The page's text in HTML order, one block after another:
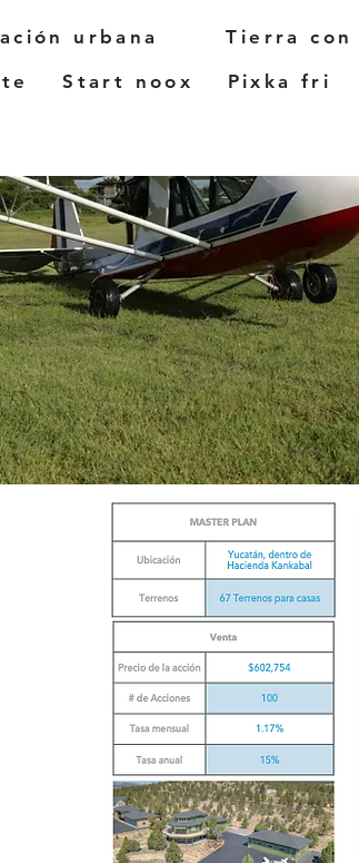
urbana Tierra con
Start noox Pixka fri
El predio está ubicado en
Kankabal, Hacienda
Yucatán.
A una hora y media de
A 20 min. del Pueblo